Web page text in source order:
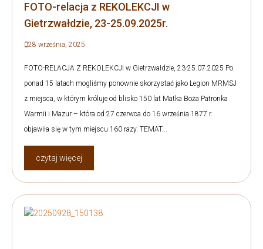
FOTO-relacja z REKOLEKCJI w
Gietrzwałdzie, 23-25.09.2025r.
28 września, 2025
FOTO-RELACJA Z REKOLEKCJI w Gietrzwałdzie, 23-25.07.2025 Po
ponad 15 latach mogliśmy ponownie skorzystać jako Legion MRMSJ
z miejsca, w którym króluje od blisko 150 lat Matka Boża Patronka
Warmii i Mazur – która od 27 czerwca do 16 września 1877 r.
objawiła się w tym miejscu 160 razy. TEMAT...
czytaj więcej